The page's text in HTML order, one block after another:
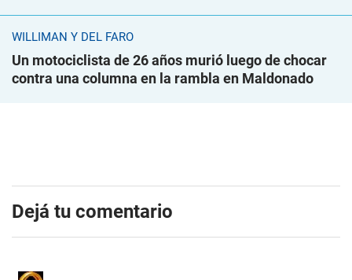
WILLIMAN Y DEL FARO
Un motociclista de 26 años murió luego de chocar
contra una columna en la rambla en Maldonado
Dejá tu comentario